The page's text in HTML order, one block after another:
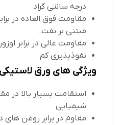
درجه سانتی گراد
مقاومت فوق العاده در
مبتنی بر نفت.
مقاومت عالی در برابر
نفوذپذیری کم
ویژگی های ورق
استقامت بسیار بالا در
شیمیایی
مقاوم در برابر روغن های